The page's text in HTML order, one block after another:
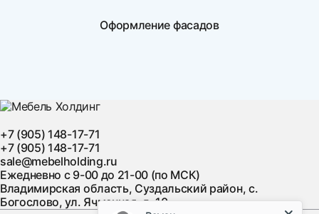
Оформление фасадов
+7 (905) 148-17-71
+7 (905) 148-17-71
sale@mebelholding.ru
Ежедневно с 9-00 до 21-00 (по МСК)
Владимирская область, Суздальский район, с.
Богослово, ул. Ячменная, д. 10